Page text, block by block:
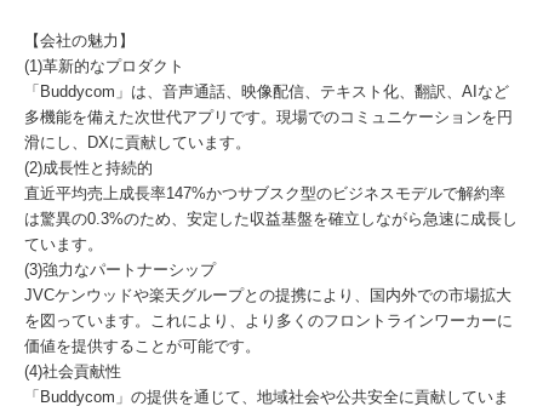
【会社の魅力】
(1)革新的なプロダクト
「Buddycom」は、音声通話、映像配信、テキスト化、翻訳、AIなど
多機能を備えた次世代アプリです。現場でのコミュニケーションを円
滑にし、DXに貢献しています。
(2)成長性と持続的
直近平均売上成長率147%かつサブスク型のビジネスモデルで解約率
は驚異の0.3%のため、安定した収益基盤を確立しながら急速に成長し
ています。
(3)強力なパートナーシップ
JVCケンウッドや楽天グループとの提携により、国内外での市場拡大
を図っています。これにより、より多くのフロントラインワーカーに
価値を提供することが可能です。
(4)社会貢献性
「Buddycom」の提供を通じて、地域社会や公共安全に貢献していま